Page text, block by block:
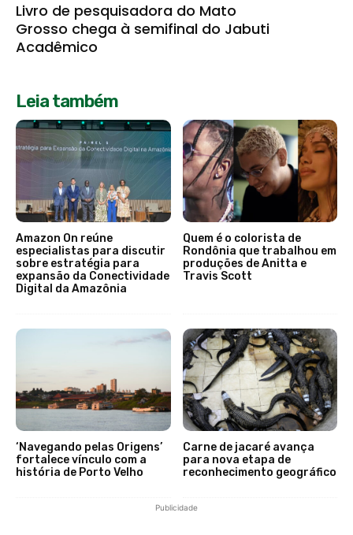
Livro de pesquisadora do Mato
Grosso chega à semifinal do Jabuti
Acadêmico
Leia também
Amazon On reúne
especialistas para discutir
sobre estratégia para
expansão da Conectividade
Digital da Amazônia
Quem é o colorista de
Rondônia que trabalhou em
produções de Anitta e
Travis Scott
‘Navegando pelas Origens’
fortalece vínculo com a
história de Porto Velho
Carne de jacaré avança
para nova etapa de
reconhecimento geográfico
Publicidade